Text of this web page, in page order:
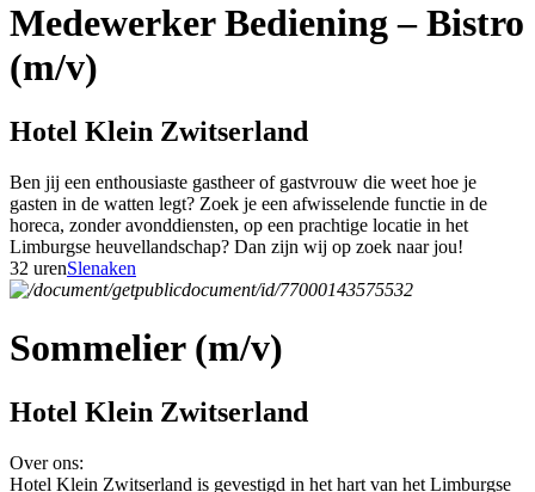
Medewerker Bediening – Bistro
(m/v)
Hotel Klein Zwitserland
Ben jij een enthousiaste gastheer of gastvrouw die weet hoe je
gasten in de watten legt? Zoek je een afwisselende functie in de
horeca, zonder avonddiensten, op een prachtige locatie in het
Limburgse heuvellandschap? Dan zijn wij op zoek naar jou!
32 urenSlenaken
Sommelier (m/v)
Hotel Klein Zwitserland
Over ons:
Hotel Klein Zwitserland is gevestigd in het hart van het Limburgse